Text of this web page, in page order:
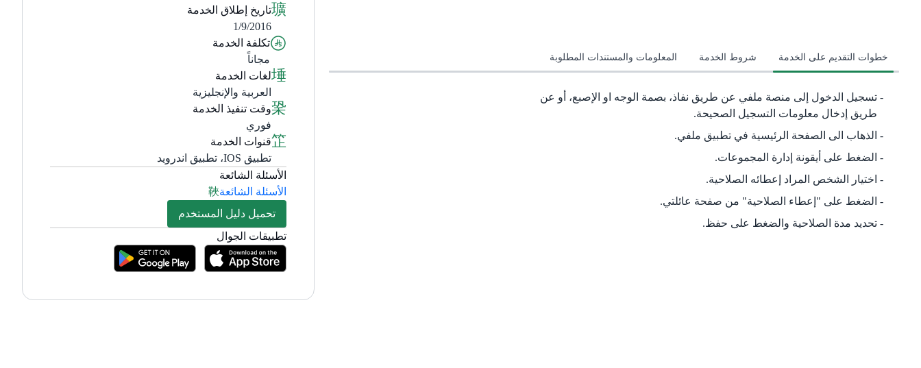
تاريخ إطلاق الخدمة
1/9/2016
تكلفة الخدمة
مجاناً
لغات الخدمة
العربية والإنجليزية
وقت تنفيذ الخدمة
فوري
قنوات الخدمة
تطبيق IOS، تطبيق اندرويد
الأسئلة الشائعة
الأسئلة الشائعة
تحميل دليل المستخدم
تطبيقات الجوال
خطوات التقديم على الخدمة شروط الخدمة المعلومات والمستندات المطلوبة
تسجيل الدخول إلى منصة ملفي عن طريق نفاذ، بصمة الوجه او الإصبع، أو عن
طريق إدخال معلومات التسجيل الصحيحة.
الذهاب الى الصفحة الرئيسية في تطبيق ملفي.
الضغط على أيقونة إدارة المجموعات.
اختيار الشخص المراد إعطائه الصلاحية.
الضغط على "إعطاء الصلاحية" من صفحة عائلتي.
تحديد مدة الصلاحية والضغط على حفظ.